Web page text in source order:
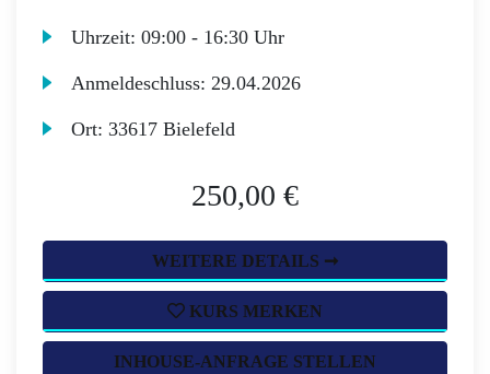
Uhrzeit:09:00 - 16:30 Uhr
Anmeldeschluss:29.04.2026
Ort:33617 Bielefeld
250,00 €
WEITERE DETAILS ➞
KURS MERKEN
INHOUSE-ANFRAGE STELLEN